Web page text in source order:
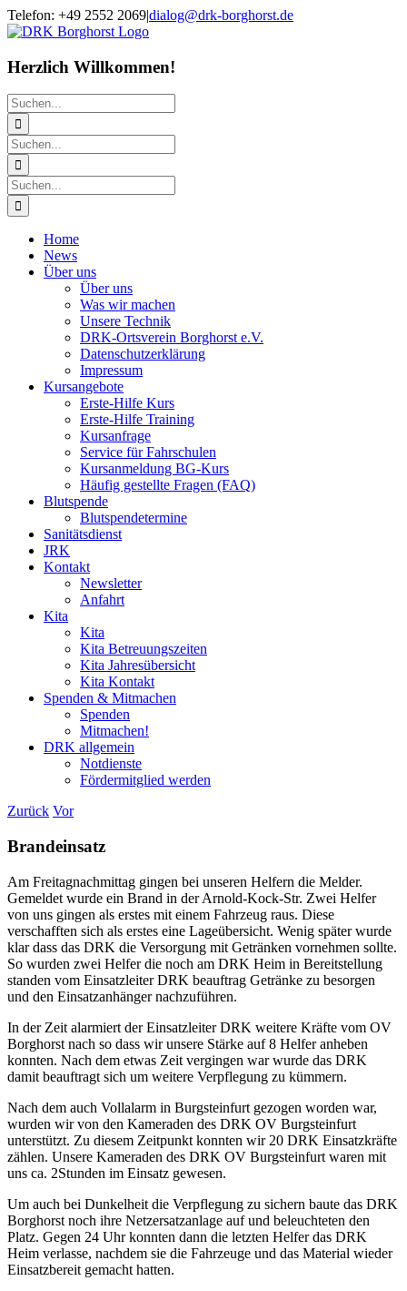
Zum
Inhalt
Telefon: +49 2552 2069|dialog@drk-borghorst.de
Herzlich Willkommen!
Suche
nach:
Suche
nach:
Suche
nach:
Home
News
Über uns
Über uns
Was wir machen
Unsere Technik
DRK-Ortsverein Borghorst e.V.
Datenschutzerklärung
Impressum
Kursangebote
Erste-Hilfe Kurs
Erste-Hilfe Training
Kursanfrage
Service für Fahrschulen
Kursanmeldung BG-Kurs
Häufig gestellte Fragen (FAQ)
Blutspende
Blutspendetermine
Sanitätsdienst
JRK
Kontakt
Newsletter
Anfahrt
Kita
Kita
Kita Betreuungszeiten
Kita Jahresübersicht
Kita Kontakt
Spenden & Mitmachen
Spenden
Mitmachen!
DRK allgemein
Notdienste
Fördermitglied werden
Zurück Vor
Brandeinsatz
Am Freitagnachmittag gingen bei unseren Helfern die Melder.
Gemeldet wurde ein Brand in der Arnold-Kock-Str. Zwei Helfer
von uns gingen als erstes mit einem Fahrzeug raus. Diese
verschafften sich als erstes eine Lageübersicht. Wenig später wurde
klar dass das DRK die Versorgung mit Getränken vornehmen sollte.
So wurden zwei Helfer die noch am DRK Heim in Bereitstellung
standen vom Einsatzleiter DRK beauftrag Getränke zu besorgen
und den Einsatzanhänger nachzuführen.
In der Zeit alarmiert der Einsatzleiter DRK weitere Kräfte vom OV
Borghorst nach so dass wir unsere Stärke auf 8 Helfer anheben
konnten. Nach dem etwas Zeit vergingen war wurde das DRK
damit beauftragt sich um weitere Verpflegung zu kümmern.
Nach dem auch Vollalarm in Burgsteinfurt gezogen worden war,
wurden wir von den Kameraden des DRK OV Burgsteinfurt
unterstützt. Zu diesem Zeitpunkt konnten wir 20 DRK Einsatzkräfte
zählen. Unsere Kameraden des DRK OV Burgsteinfurt waren mit
uns ca. 2Stunden im Einsatz gewesen.
Um auch bei Dunkelheit die Verpflegung zu sichern baute das DRK
Borghorst noch ihre Netzersatzanlage auf und beleuchteten den
Platz. Gegen 24 Uhr konnten dann die letzten Helfer das DRK
Heim verlasse, nachdem sie die Fahrzeuge und das Material wieder
Einsatzbereit gemacht hatten.